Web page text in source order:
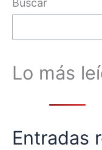
Buscar
Lo más
Entradas